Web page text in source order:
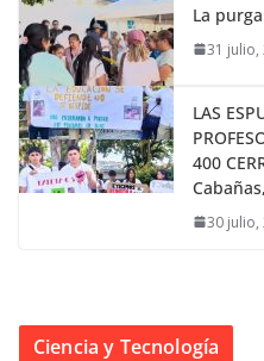
La
31 julio,
LAS
400
30 julio,
Ciencia y Tecnología